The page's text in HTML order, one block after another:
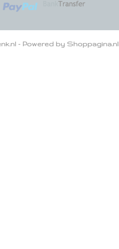
- Powered by Shoppagina.nl